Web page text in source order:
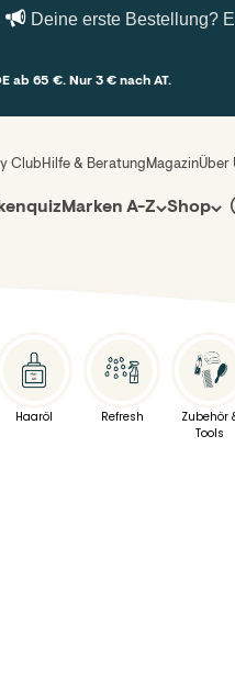
Deine erste Bestellung?
ab 65 €. Nur 3 € nach AT.
Club Hilfe & Beratung MagazinÜber
Marken A-Z Shop
Haaröl Refresh
Zubehör
Tools